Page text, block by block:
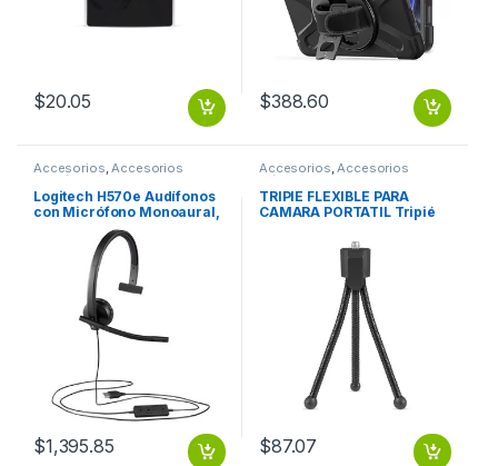
$20.05 $388.60
Accesorios,Accesorios
Telefónicos
Logitech H570e Audífonos
con Micrófono Monoaural,
Alámbrico, USB, Negro
$1,395.85
Accesorios,Accesorios
Cámaras
TRIPIE FLEXIBLE PARA
CAMARA PORTATIL Tripié
portatil, webcam.
$87.07